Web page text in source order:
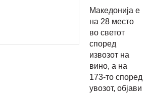
вино во
светот,
173-та по
увоз
Македонија е
на 28 место
во светот
според
извозот на
вино, а на
173-то според
увозот, објави